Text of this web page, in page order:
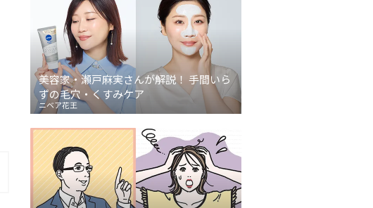
美容家・瀬戸麻実さんが解説！ 手間いら
ずの毛穴・くすみケア
ニベア花王